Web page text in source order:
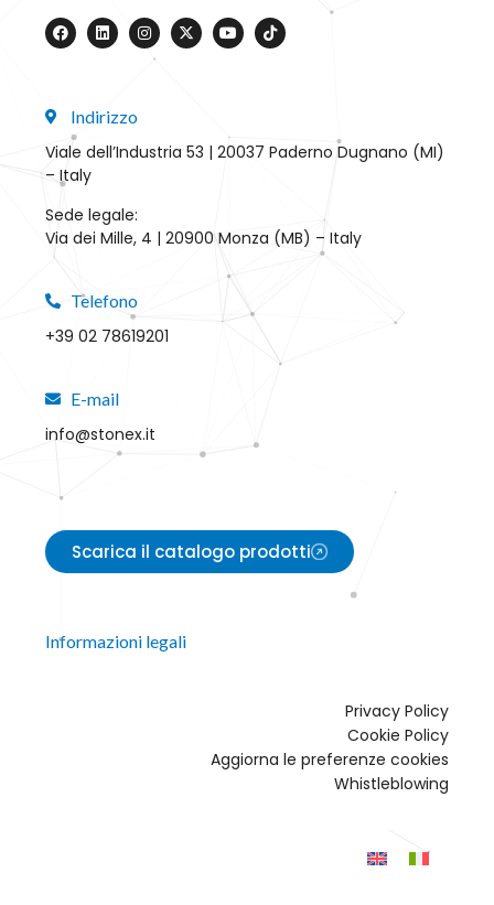
Indirizzo
Viale dell’Industria 53 | 20037 Paderno Dugnano (MI)
– Italy
Sede legale:
Via dei Mille, 4 | 20900 Monza (MB) – Italy
Telefono
+39 02 78619201
E-mail
info@stonex.it
Scarica il catalogo prodotti
Informazioni legali
Privacy Policy
Cookie Policy
Aggiorna le preferenze cookies
Whistleblowing